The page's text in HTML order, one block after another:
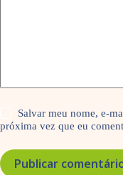
Salvar meu nome, e-
próxima vez que eu
Publicar